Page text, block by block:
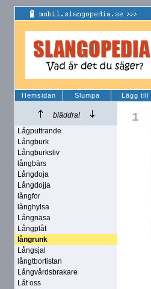
Hemsidan Slumpa Lägg till
bläddra!
Lågputtrande
Långburk
Långburksliv
långbärs
Långdoja
Långdojja
långfor
långhylsa
Långnäsa
Långplåt
långrunk
Långsjal
långtbortistan
Långvårdsbrakare
Låt oss
1